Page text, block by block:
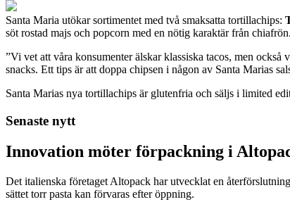
Santa Maria utökar sortimentet med två smaksatta tortillachips:
söt rostad majs och popcorn med en nötig karaktär från chiafrön.
”Vi vet att våra konsumenter älskar klassiska tacos, men
snacks. Ett tips är att doppa chipsen i någon av Santa Marias
Santa Marias nya tortillachips är glutenfria och säljs i limited
Senaste nytt
Innovation möter förpackning i
Det italienska företaget Altopack har utvecklat en
sättet torr pasta kan förvaras efter öppning.